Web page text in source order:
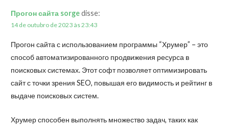
Прогон сайта sorgedisse:
14 de outubro de 2023 às 23:43
Прогон сайта с использованием программы “Хрумер” – это
способ автоматизированного продвижения ресурса в
поисковых системах. Этот софт позволяет оптимизировать
сайт с точки зрения SEO, повышая его видимость и рейтинг в
выдаче поисковых систем.
Хрумер способен выполнять множество задач, таких как